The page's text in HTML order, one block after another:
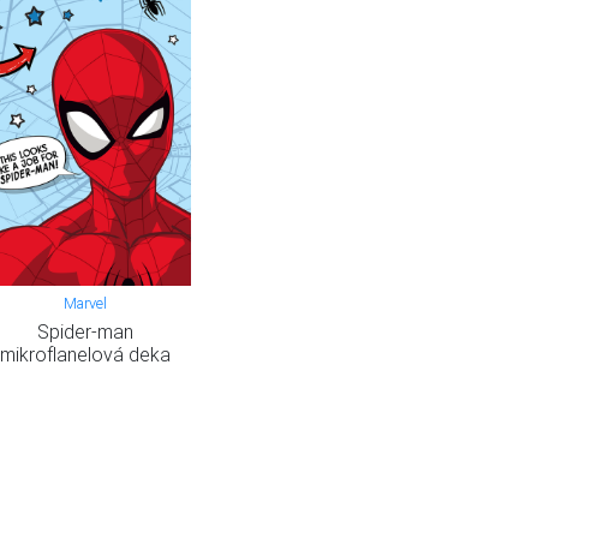
Marvel
Spider-man
mikroflanelová deka